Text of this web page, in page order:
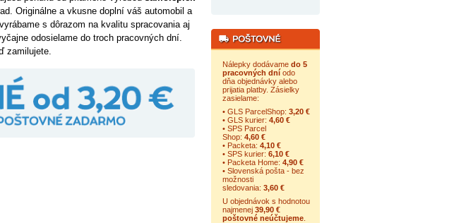
Originálne a vkusne doplní váš automobil a
s dôrazom na kvalitu spracovania aj
odosielame do troch pracovných dní.
zamilujete.
Nálepky dodávame do 5
pracovných dníodo
dňa objednávky alebo
prijatia platby. Zásielky
zasielame:
• GLS ParcelShop: 3,20 €
• GLS kurier: 4,60 €
• SPS Parcel
Shop: 4,60 €
• Packeta: 4,10 €
• SPS kurier: 6,10 €
• Packeta Home: 4,90 €
• Slovenská pošta - bez
možnosti
sledovania: 3,60 €
U objednávok s hodnotou
najmenej 39,90 €
poštovné neúčtujeme.